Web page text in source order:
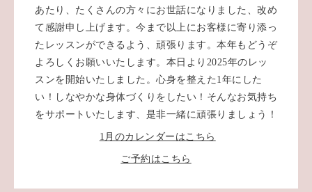
あたり、たくさんの方々にお世話になりました、改め
て感謝申し上げます。今まで以上にお客様に寄り添っ
たレッスンができるよう、頑張ります。本年もどうぞ
よろしくお願いいたします。本日より2025年のレッ
スンを開始いたしました。心身を整えた1年にした
い！しなやかな身体づくりをしたい！そんなお気持ち
をサポートいたします、是非一緒に頑張りましょう！
1月のカレンダーはこちら
ご予約はこちら